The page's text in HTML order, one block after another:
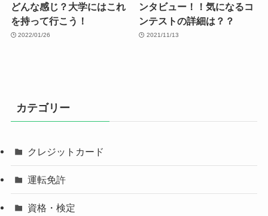
どんな感じ？大学にはこれ
を持って行こう！
2022/01/26
ンタビュー！！気になるコ
ンテストの詳細は？？
2021/11/13
カテゴリー
クレジットカード
運転免許
資格・検定